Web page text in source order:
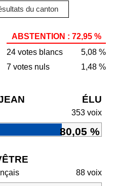
du canton
ABSTENTION : 72,95 %
24 votes blancs
5,08 %
7 votes nuls
1,48 %
ÉLU
353 voix
80,05 %
88 voix